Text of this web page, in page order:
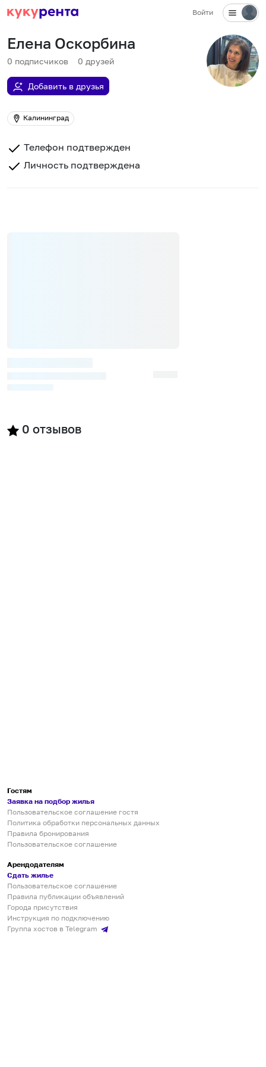
Войти
Елена Оскорбина
0 подписчиков 0 друзей
Добавить в друзья
Калининград
Телефон подтвержден
Личность подтверждена
0 отзывов
Гостям
Заявка на подбор жилья
Пользовательское соглашение гостя
Политика обработки персональных данных
Правила бронирования
Пользовательское соглашение
Арендодателям
Сдать жилье
Пользовательское соглашение
Правила публикации объявлений
Города присутствия
Инструкция по подключению
Группа хостов в Telegram